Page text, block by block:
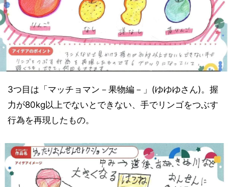
3つ目は「マッチョマン－果物編－」(ゆゆゆさん)。握
力が80kg以上でないとできない、手でリンゴをつぶす
行為を再現したもの。